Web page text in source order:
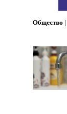
Общество |